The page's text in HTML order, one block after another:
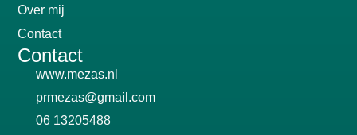
Over mij
Contact
Contact
www.mezas.nl
prmezas@gmail.com
06 13205488